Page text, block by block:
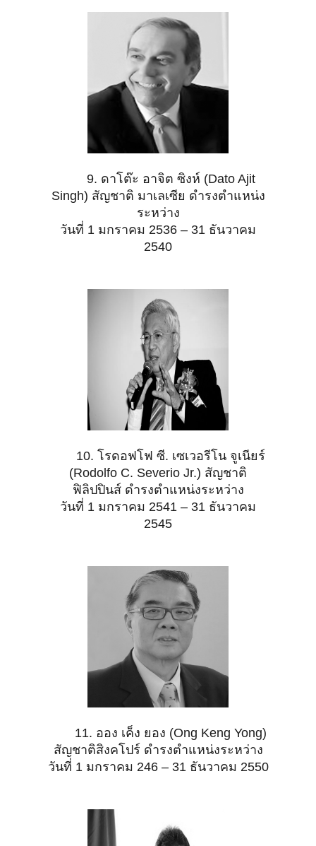
9. ดาโต๊ะ อาจิต ซิงห์ (Dato Ajit
Singh) สัญชาติ มาเลเซีย ดำรงตำแหน่ง
ระหว่าง
วันที่ 1 มกราคม 2536 – 31 ธันวาคม
2540
10. โรดอฟโฟ ซี. เซเวอรีโน จูเนียร์
(Rodolfo C. Severio Jr.) สัญชาติ
ฟิลิปปินส์ ดำรงตำแหน่งระหว่าง
วันที่ 1 มกราคม 2541 – 31 ธันวาคม
2545
11. ออง เค็ง ยอง (Ong Keng Yong)
สัญชาติสิงคโปร์ ดำรงตำแหน่งระหว่าง
วันที่ 1 มกราคม 246 – 31 ธันวาคม 2550